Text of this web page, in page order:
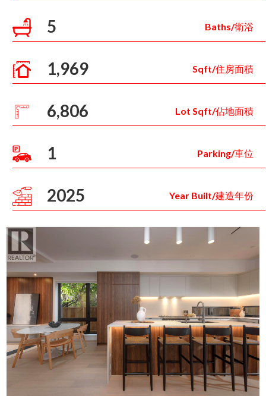
5 Baths/衛浴
1,969 Sqft/住房面積
6,806 Lot Sqft/佔地面積
1 Parking/車位
2025 Year Built/建造年份